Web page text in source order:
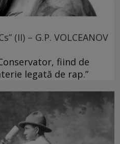
(II) – G.P. VOLCEANOV
fiind de
legată de rap.”